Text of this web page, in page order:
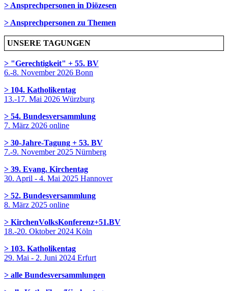
> Ansprechpersonen in Diözesen
> Ansprechpersonen zu Themen
UNSERE TAGUNGEN
> "Gerechtigkeit" + 55. BV
6.-8. November 2026 Bonn
> 104. Katholikentag
13.-17. Mai 2026 Würzburg
> 54. Bundesversammlung
7. März 2026 online
> 30-Jahre-Tagung + 53. BV
7.-9. November 2025 Nürnberg
> 39. Evang. Kirchentag
30. April - 4. Mai 2025 Hannover
> 52. Bundesversammlung
8. März 2025 online
> KirchenVolksKonferenz+51.BV
18.-20. Oktober 2024 Köln
> 103. Katholikentag
29. Mai - 2. Juni 2024 Erfurt
> alle Bundesversammlungen